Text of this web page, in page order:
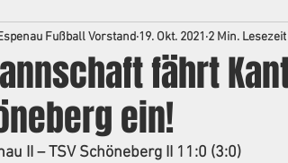
fährt
ein!
Fußball Vorstand 19. Okt. 2021 2 Min. Lesezeit
II – TSV Schöneberg II 11:0 (3:0)